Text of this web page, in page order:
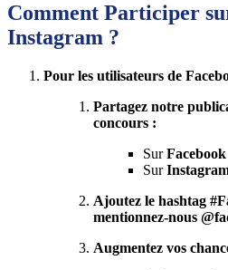
Comment Participer
Instagram ?
Pour les utilisateurs de
Partagez notre
concours :
SurFacebook
Sur
Ajoutez le hashtag
mentionnez-nous
Augmentez vos